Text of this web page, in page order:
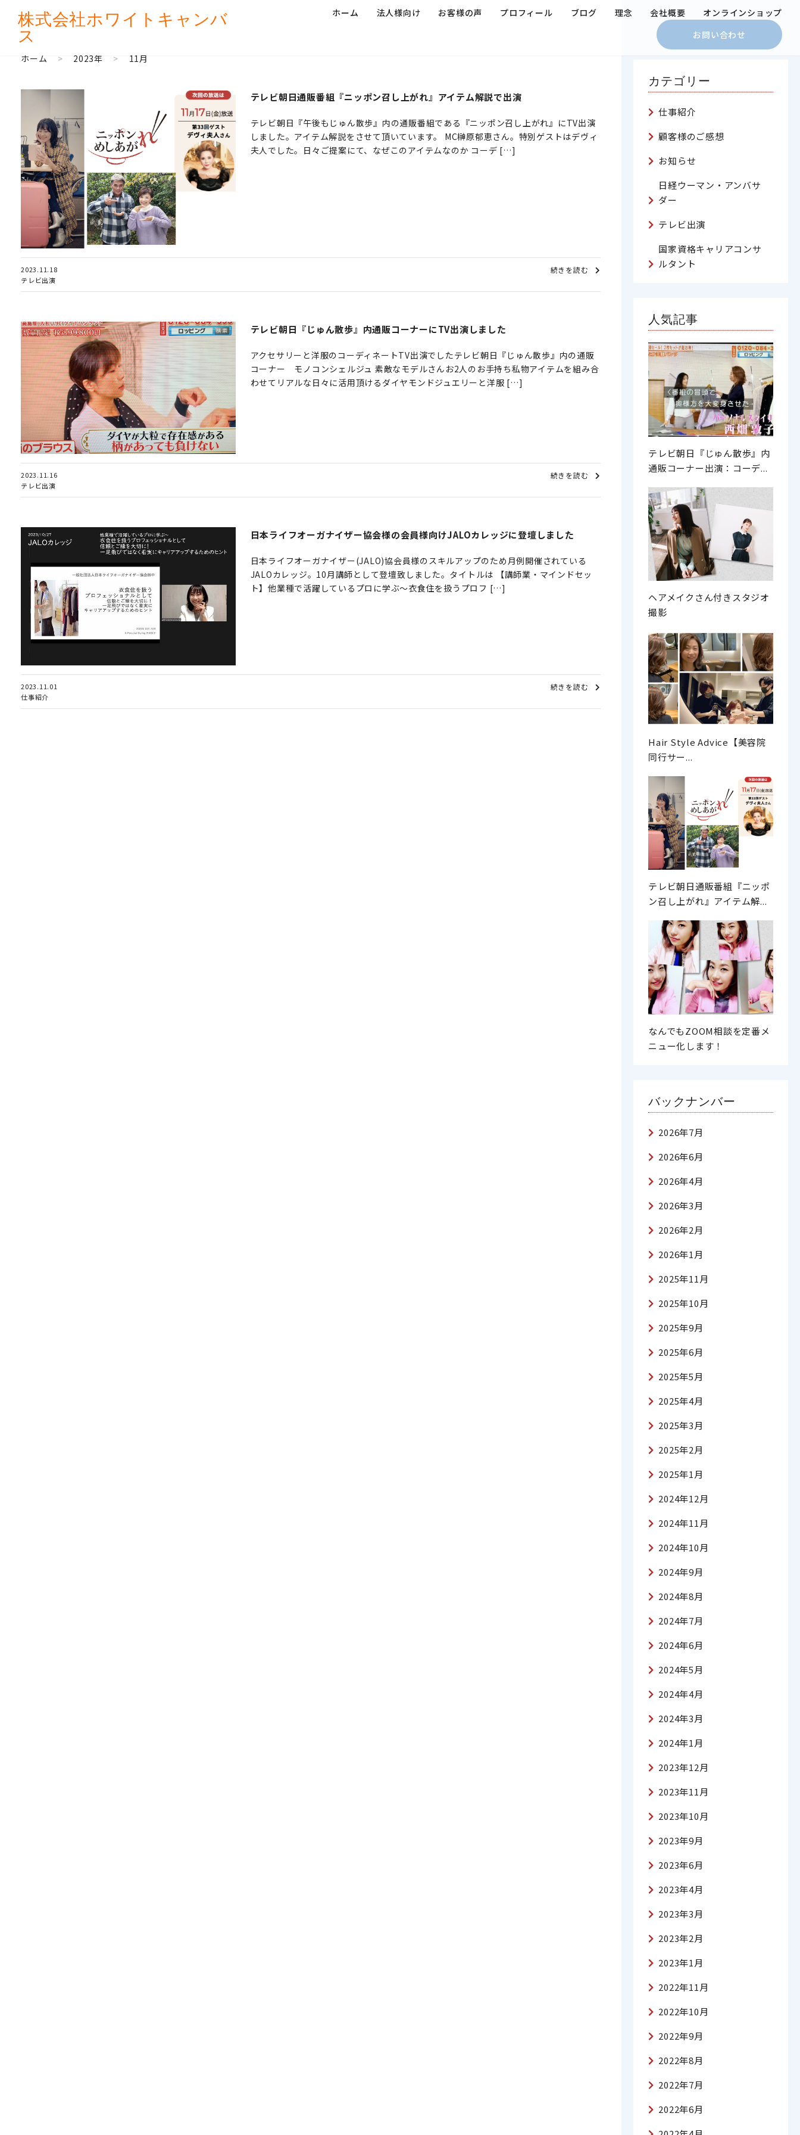
株式会社ホワイトキャンバ
ス
ホーム 法人様向け お客様の声 プロフィール ブログ 理念 会社概要
オンラインショップ
お問い合わせ
ホーム > 2023年 > 11月
テレビ朝日通販番組『ニッポン召し上がれ』アイテム解説で出演
テレビ朝日『午後もじゅん散歩』内の通販番組である『ニッポン召し上がれ』にTV出演
しました。アイテム解説をさせて頂いています。 MC榊原郁恵さん。特別ゲストはデヴィ
夫人でした。日々ご提案にて、なぜこのアイテムなのか コーデ […]
2023.11.18
テレビ出演
続きを読む
テレビ朝日『じゅん散歩』内通販コーナーにTV出演しました
アクセサリーと洋服のコーディネートTV出演でしたテレビ朝日『じゅん散歩』内の通販
コーナー モノコンシェルジュ 素敵なモデルさんお2人のお手持ち私物アイテムを組み合
わせてリアルな日々に活用頂けるダイヤモンドジュエリーと洋服 […]
2023.11.16
テレビ出演
続きを読む
日本ライフオーガナイザー協会様の会員様向けJALOカレッジに登壇しました
日本ライフオーガナイザー(JALO)協会員様のスキルアップのため月例開催されている
JALOカレッジ。10月講師として登壇致しました。タイトルは 【講師業・マインドセッ
ト】他業種で活躍しているプロに学ぶ〜衣食住を扱うプロフ […]
2023.11.01
仕事紹介
続きを読む
カテゴリー
仕事紹介
顧客様のご感想
お知らせ
日経ウーマン・アンバサ
ダー
テレビ出演
国家資格キャリアコンサ
ルタント
人気記事
テレビ朝日『じゅん散歩』内
通販コーナー出演：コーデ...
ヘアメイクさん付きスタジオ
撮影
Hair Style Advice【美容院
同行サー...
テレビ朝日通販番組『ニッポ
ン召し上がれ』アイテム解...
なんでもZOOM相談を定番メ
ニュー化します！
バックナンバー
2026年7月
2026年6月
2026年4月
2026年3月
2026年2月
2026年1月
2025年11月
2025年10月
2025年9月
2025年6月
2025年5月
2025年4月
2025年3月
2025年2月
2025年1月
2024年12月
2024年11月
2024年10月
2024年9月
2024年8月
2024年7月
2024年6月
2024年5月
2024年4月
2024年3月
2024年1月
2023年12月
2023年11月
2023年10月
2023年9月
2023年6月
2023年4月
2023年3月
2023年2月
2023年1月
2022年11月
2022年10月
2022年9月
2022年8月
2022年7月
2022年6月